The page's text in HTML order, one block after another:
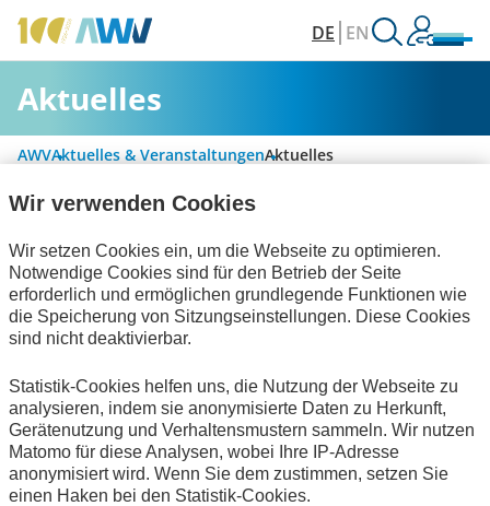
DE EN
Aktuelles
AWVAktuelles & VeranstaltungenAktuelles
Alle Kategorien
Digitalisierung & Modernisierung
Rechnungslegung & Steuern
Informationswirtschaft
zum Verein
Keine Nachrichten verfügbar.
Wir verwenden Cookies
Wir setzen Cookies ein, um die Webseite zu optimieren.
Notwendige Cookies sind für den Betrieb der Seite
erforderlich und ermöglichen grundlegende Funktionen wie
die Speicherung von Sitzungseinstellungen. Diese Cookies
sind nicht deaktivierbar.
Statistik-Cookies helfen uns, die Nutzung der Webseite zu
analysieren, indem sie anonymisierte Daten zu Herkunft,
Gerätenutzung und Verhaltensmustern sammeln. Wir nutzen
Matomo für diese Analysen, wobei Ihre IP-Adresse
anonymisiert wird. Wenn Sie dem zustimmen, setzen Sie
einen Haken bei den Statistik-Cookies.